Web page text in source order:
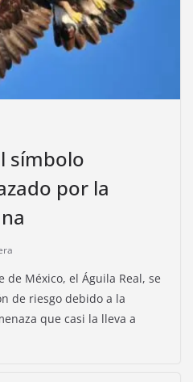
símbolo
por la
México, el Águila Real, se
de riesgo debido a la
que casi la lleva a